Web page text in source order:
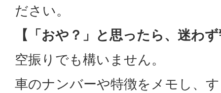
ださい。
【「おや？」と思ったら、迷わ
空振りでも構いません。
車のナンバーや特徴をメモし、